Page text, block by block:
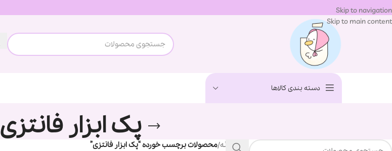
Skip to navigation
Skip to main content
دسته بندی کالاها
پک ابزار فانتزی
خانه/محصولات برچسب خورده “پک ابزار فانتزی”